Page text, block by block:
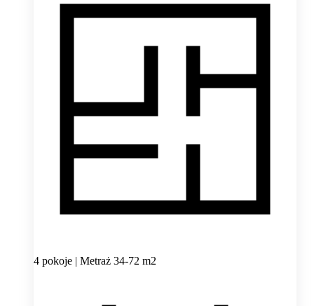
4 pokoje | Metraż 34-72 m2